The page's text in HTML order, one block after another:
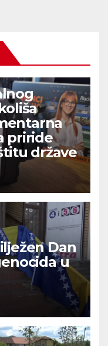
priride
države
Dan
u